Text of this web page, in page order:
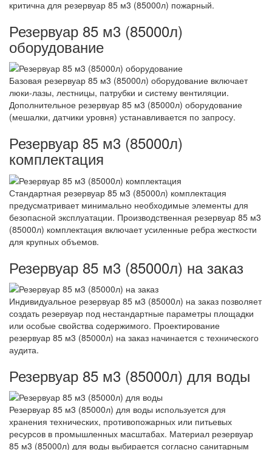
критична для резервуар 85 м3 (85000л) пожарный.
Резервуар 85 м3 (85000л)
оборудование
Базовая резервуар 85 м3 (85000л) оборудование включает
люки-лазы, лестницы, патрубки и систему вентиляции.
Дополнительное резервуар 85 м3 (85000л) оборудование
(мешалки, датчики уровня) устанавливается по запросу.
Резервуар 85 м3 (85000л)
комплектация
Стандартная резервуар 85 м3 (85000л) комплектация
предусматривает минимально необходимые элементы для
безопасной эксплуатации. Производственная резервуар 85 м3
(85000л) комплектация включает усиленные ребра жесткости
для крупных объемов.
Резервуар 85 м3 (85000л) на заказ
Индивидуальное резервуар 85 м3 (85000л) на заказ позволяет
создать резервуар под нестандартные параметры площадки
или особые свойства содержимого. Проектирование
резервуар 85 м3 (85000л) на заказ начинается с технического
аудита.
Резервуар 85 м3 (85000л) для воды
Резервуар 85 м3 (85000л) для воды используется для
хранения технических, противопожарных или питьевых
ресурсов в промышленных масштабах. Материал резервуар
85 м3 (85000л) для воды выбирается согласно санитарным